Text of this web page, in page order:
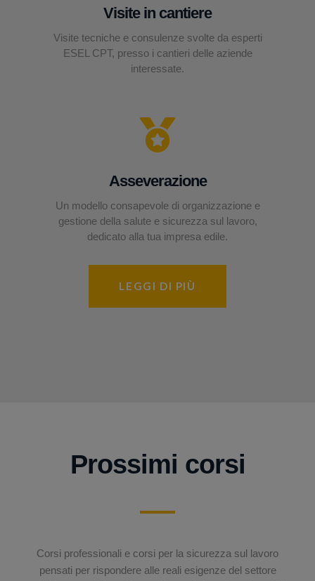
Visite in cantiere
Visite tecniche e consulenze svolte da esperti
ESEL CPT, presso i cantieri delle aziende
interessate.
Asseverazione
Un modello consapevole di organizzazione e
gestione della salute e sicurezza sul lavoro,
dedicato alla tua impresa edile.
LEGGI DI PIÙ
Prossimi corsi
Corsi professionali e corsi per la sicurezza sul lavoro
pensati per rispondere alle reali esigenze del settore